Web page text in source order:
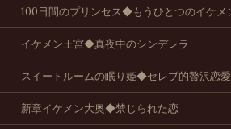
100日間のプリンセス◆もうひとつのイケメ
イケメン王宮◆真夜中のシンデレラ
スイートルームの眠り姫◆セレブ的贅沢恋愛
新章イケメン大奥◆禁じられた恋